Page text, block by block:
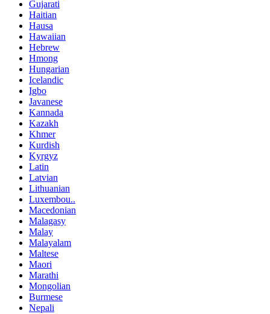
Gujarati
Haitian
Hausa
Hawaiian
Hebrew
Hmong
Hungarian
Icelandic
Igbo
Javanese
Kannada
Kazakh
Khmer
Kurdish
Kyrgyz
Latin
Latvian
Lithuanian
Luxembou..
Macedonian
Malagasy
Malay
Malayalam
Maltese
Maori
Marathi
Mongolian
Burmese
Nepali